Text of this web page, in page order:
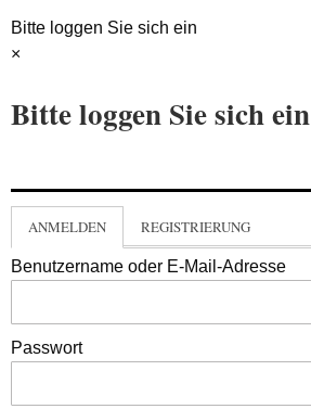
Bitte loggen Sie sich ein
×
Bitte loggen Sie sich ein
ANMELDEN REGISTRIERUNG
Benutzername oder E-Mail-Adresse
Passwort